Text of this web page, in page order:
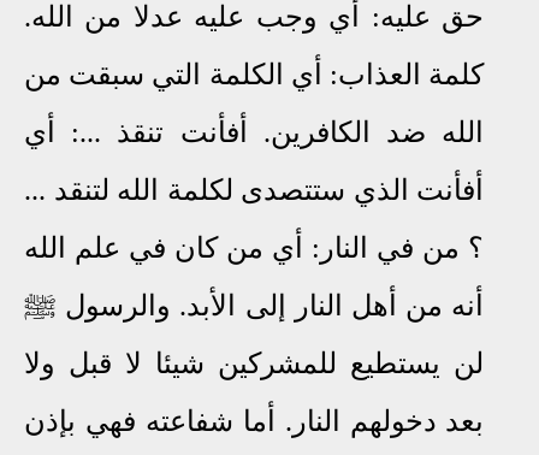
حق عليه: أي وجب عليه عدلا من الله.
كلمة العذاب: أي الكلمة التي سبقت من
الله ضد الكافرين. أفأنت تنقذ ...: أي
أفأنت الذي ستتصدى لكلمة الله لتنقد ...
؟ من في النار: أي من كان في علم الله
أنه من أهل النار إلى الأبد. والرسول ﷺ
لن يستطيع للمشركين شيئا لا قبل ولا
بعد دخولهم النار. أما شفاعته فهي بإذن